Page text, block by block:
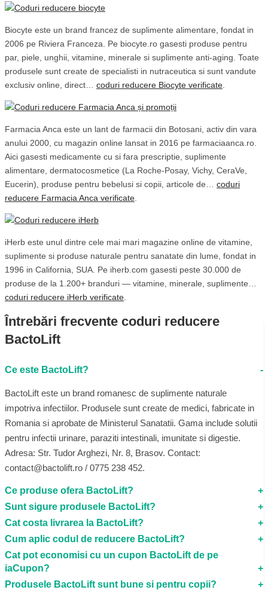
Biocyte este un brand francez de suplimente alimentare, fondat in
2006 pe Riviera Franceza. Pe biocyte.ro gasesti produse pentru
par, piele, unghii, vitamine, minerale si suplimente anti-aging. Toate
produsele sunt create de specialisti in nutraceutica si sunt vandute
exclusiv online, direct… coduri reducere Biocyte verificate.
Farmacia Anca este un lant de farmacii din Botosani, activ din vara
anului 2000, cu magazin online lansat in 2016 pe farmaciaanca.ro.
Aici gasesti medicamente cu si fara prescriptie, suplimente
alimentare, dermatocosmetice (La Roche-Posay, Vichy, CeraVe,
Eucerin), produse pentru bebelusi si copii, articole de… coduri
reducere Farmacia Anca verificate.
iHerb este unul dintre cele mai mari magazine online de vitamine,
suplimente si produse naturale pentru sanatate din lume, fondat in
1996 in California, SUA. Pe iherb.com gasesti peste 30.000 de
produse de la 1.200+ branduri — vitamine, minerale, suplimente…
coduri reducere iHerb verificate.
Întrebări frecvente coduri reducere
BactoLift
Ce este BactoLift?
BactoLift este un brand romanesc de suplimente naturale
impotriva infectiilor. Produsele sunt create de medici, fabricate in
Romania si aprobate de Ministerul Sanatatii. Gama include solutii
pentru infectii urinare, paraziti intestinali, imunitate si digestie.
Adresa: Str. Tudor Arghezi, Nr. 8, Brasov. Contact:
contact@bactolift.ro / 0775 238 452.
Ce produse ofera BactoLift?
Sunt sigure produsele BactoLift?
Cat costa livrarea la BactoLift?
Cum aplic codul de reducere BactoLift?
Cat pot economisi cu un cupon BactoLift de pe
iaCupon?
Produsele BactoLift sunt bune si pentru copii?